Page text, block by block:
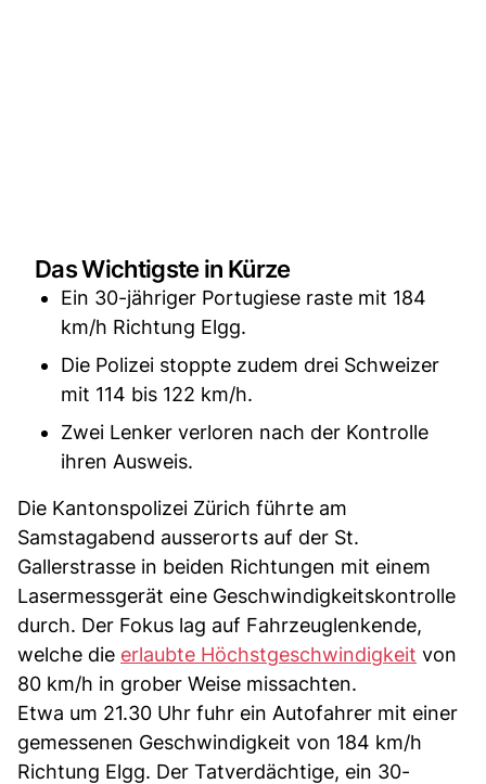
Das Wichtigste in Kürze
Ein 30-jähriger Portugiese raste mit 184
km/h Richtung Elgg.
Die Polizei stoppte zudem drei Schweizer
mit 114 bis 122 km/h.
Zwei Lenker verloren nach der Kontrolle
ihren Ausweis.
Die Kantonspolizei Zürich führte am
Samstagabend ausserorts auf der St.
Gallerstrasse in beiden Richtungen mit einem
Lasermessgerät eine Geschwindigkeitskontrolle
durch. Der Fokus lag auf Fahrzeuglenkende,
welche die erlaubte Höchstgeschwindigkeit von
80 km/h in grober Weise missachten.
Etwa um 21.30 Uhr fuhr ein Autofahrer mit einer
gemessenen Geschwindigkeit von 184 km/h
Richtung Elgg. Der Tatverdächtige, ein 30-